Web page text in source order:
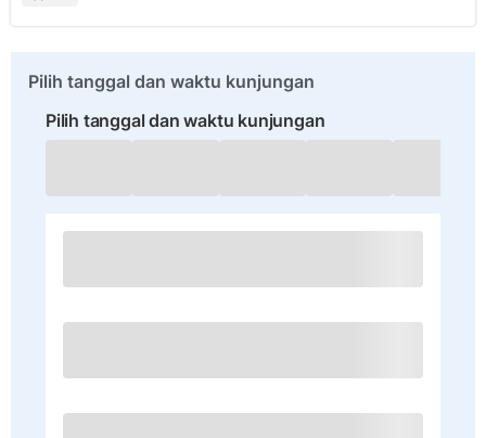
Pilih tanggal dan waktu kunjungan
Pilih tanggal dan waktu kunjungan